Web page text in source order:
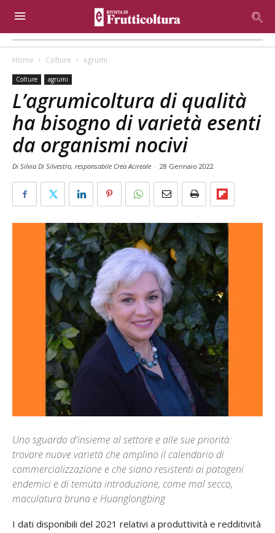
Home Colture agrumi
Colture agrumi
L’agrumicoltura di qualità
ha bisogno di varietà esenti
da organismi nocivi
Di Silvia Di Silvestro, responsabile Crea Acireale - 28 Gennaio 2022
Uno sguardo d'insieme al settore e alle sue priorità:
trovare nuove varietà che amplino il calendario di
commercializzazione e che siano resistenti ai patogeni
endemici e di temuta introduzione, come mal secco,
maculatura bruna e Huanglongbing
I dati disponibili del 2021 relativi a produttività e redditività